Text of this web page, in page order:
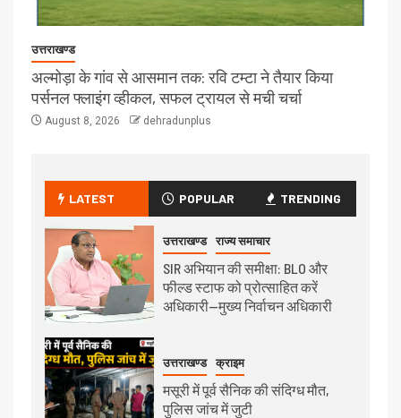
उत्तराखण्ड
अल्मोड़ा के गांव से आसमान तक: रवि टम्टा ने तैयार किया
पर्सनल फ्लाइंग व्हीकल, सफल ट्रायल से मची चर्चा
August 8, 2026 dehradunplus
LATEST POPULAR TRENDING
उत्तराखण्ड राज्य समाचार
SIR अभियान की समीक्षा: BLO और
फील्ड स्टाफ को प्रोत्साहित करें
अधिकारी—मुख्य निर्वाचन अधिकारी
उत्तराखण्ड क्राइम
मसूरी में पूर्व सैनिक की संदिग्ध मौत,
पुलिस जांच में जुटी